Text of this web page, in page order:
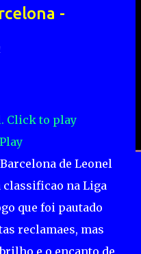
-
de Leonel
classificao na Liga
que foi pautado
reclamaes, mas
e o encanto de